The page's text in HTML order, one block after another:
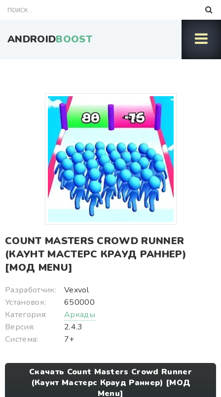
ANDROIDBOOST
COUNT MASTERS CROWD RUNNER
(КАУНТ МАСТЕРС КРАУД РАННЕР)
[МОД MENU]
Разработчик:
Vexvol
Установок:
650000
Категория:
Аркады
Версия:
2.4.3
Система:
7+
Скачать Count Masters Crowd Runner
(Каунт Мастерс Крауд Раннер) [МОД
Menu]